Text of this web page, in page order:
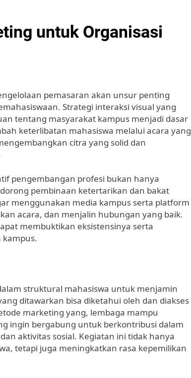
untuk Organisasi
pemasaran akan unsur penting
Strategi interaksi visual yang
tentang masyarakat kampus menjadi dasar
keterlibatan mahasiswa melalui acara yang
citra yang solid dan
pengembangan profesi bukan hanya
pembinaan ketertarikan dan bakat
menggunakan media kampus serta platform
acara, dan menjalin hubungan yang baik.
membuktikan eksistensinya serta
struktural mahasiswa untuk menjamin
ditawarkan bisa diketahui oleh dan diakses
marketing yang, lembaga mampu
ingin bergabung untuk berkontribusi dalam
aktivitas sosial. Kegiatan ini tidak hanya
tetapi juga meningkatkan rasa kepemilikan